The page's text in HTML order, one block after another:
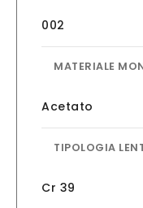
002
MATERIALE
Acetato
TIPOLOGIA
Cr 39